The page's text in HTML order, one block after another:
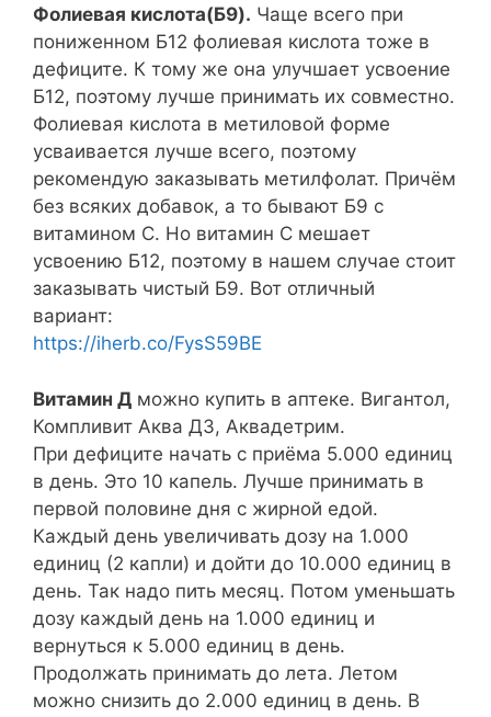
Фолиевая кислота(Б9). Чаще всего при
пониженном Б12 фолиевая кислота тоже в
дефиците. К тому же она улучшает усвоение
Б12, поэтому лучше принимать их совместно.
Фолиевая кислота в метиловой форме
усваивается лучше всего, поэтому
рекомендую заказывать метилфолат. Причём
без всяких добавок, а то бывают Б9 с
витамином С. Но витамин С мешает
усвоению Б12, поэтому в нашем случае стоит
заказывать чистый Б9. Вот отличный
вариант:
https://iherb.co/FysS59BE
Витамин Д можно купить в аптеке. Вигантол,
Компливит Аква Д3, Аквадетрим.
При дефиците начать с приёма 5.000 единиц
в день. Это 10 капель. Лучше принимать в
первой половине дня с жирной едой.
Каждый день увеличивать дозу на 1.000
единиц (2 капли) и дойти до 10.000 единиц в
день. Так надо пить месяц. Потом уменьшать
дозу каждый день на 1.000 единиц и
вернуться к 5.000 единиц в день.
Продолжать принимать до лета. Летом
можно снизить до 2.000 единиц в день. В